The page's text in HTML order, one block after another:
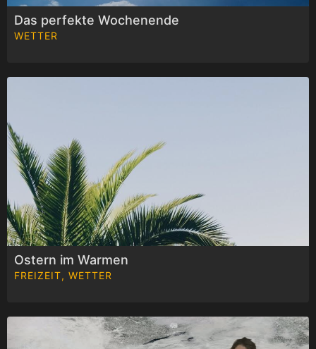
Das perfekte Wochenende
WETTER
Ostern im Warmen
FREIZEIT, WETTER